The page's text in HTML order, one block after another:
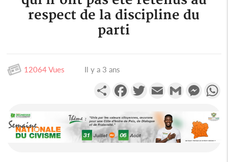
respect de la discipline du
parti
12064 Vues Il y a 3 ans
PartagerFacebookTwitterEmail Gmail